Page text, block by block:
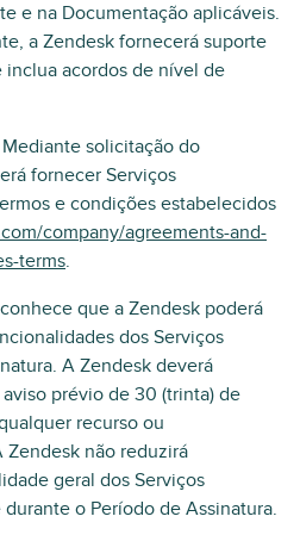
e na Documentação aplicáveis.
a Zendesk fornecerá suporte
acordos de nível de
solicitação do
fornecer Serviços
e condições estabelecidos
company/agreements-and-
terms.
que a Zendesk poderá
dos Serviços
A Zendesk deverá
prévio de 30 (trinta) de
recurso ou
não reduzirá
geral dos Serviços
o Período de Assinatura.